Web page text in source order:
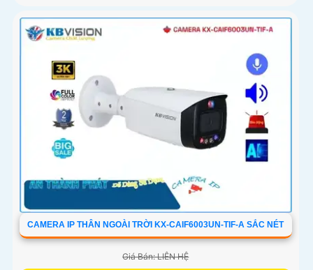
CAMERA IP THÂN NGOÀI TRỜI KX-CAIF6003UN-TIF-A SẮC NÉT
Giá Bán: LIÊN HỆ